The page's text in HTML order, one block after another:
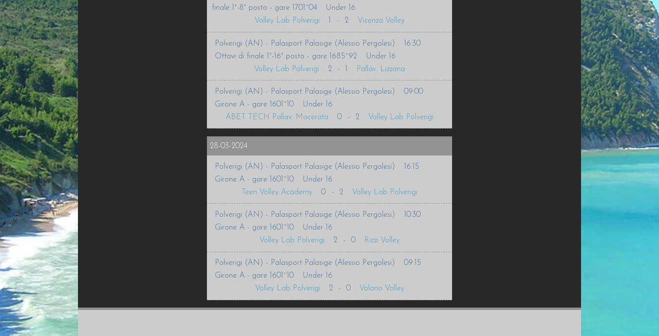
finale 1°-8° posto - gare 1701~04
Under 16
Volley Lab Polverigi
1 - 2 Vicenza Volley
Polverigi (AN) - Palasport Palasige (Alessio Pergolesi)
16:30
Ottavi di finale 1°-16° posto - gare 1685~92
Under 16
Volley Lab Polverigi
2 - Pallav. Lizzana
Polverigi (AN) - Palasport Palasige (Alessio Pergolesi)
09:00
Girone A - gare 1601~10
Under 16
ABET TECH Pallav. Macerata
0 - 2 Volley Lab Polverigi
28-03-2024
Polverigi (AN) - Palasport Palasige (Alessio Pergolesi)
16:15
Girone A - gare 1601~10
Under 16
Teen Volley Academy
0 - 2 Volley Lab Polverigi
Polverigi (AN) - Palasport Palasige (Alessio Pergolesi)
10:30
Girone A - gare 1601~10
Under 16
Volley Lab Polverigi
2 - 0 Rizzi Volley
Polverigi (AN) - Palasport Palasige (Alessio Pergolesi)
09:15
Girone A - gare 1601~10
Under 16
Volley Lab Polverigi
2 - 0 Volano Volley